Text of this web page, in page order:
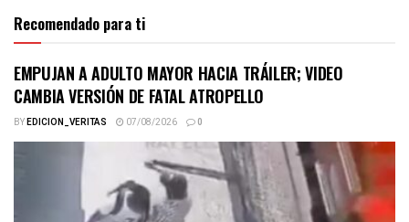
Recomendado para ti
EMPUJAN A ADULTO MAYOR HACIA TRÁILER; VIDEO
CAMBIA VERSIÓN DE FATAL ATROPELLO
BYEDICION_VERITAS 07/08/2026 0